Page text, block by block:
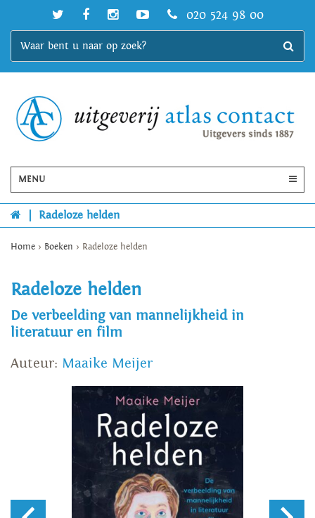
020 524 98 00
MENU
Radeloze helden
Home > Boeken > Radeloze helden
Radeloze helden
De verbeelding van mannelijkheid in
literatuur en film
Auteur: Maaike Meijer